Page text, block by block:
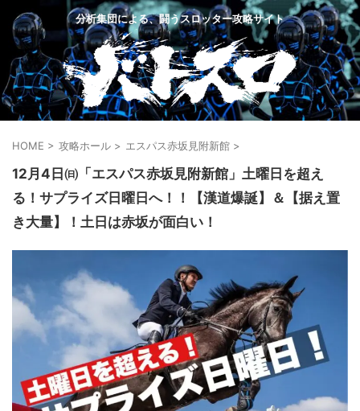
分析集団による、闘うスロッター攻略サイト
HOME > 攻略ホール > エスパス赤坂見附新館 >
12月4日㈰「エスパス赤坂見附新館」土曜日を超え
る！サプライズ日曜日へ！！【漢道爆誕】＆【据え置
き大量】！土日は赤坂が面白い！